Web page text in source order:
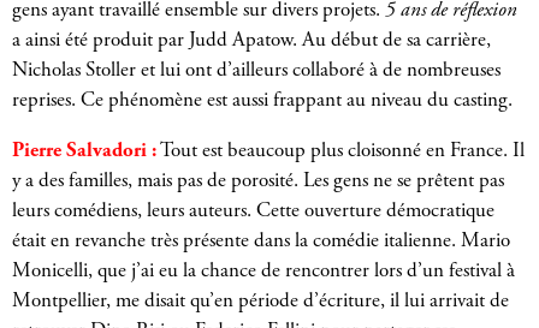
gens ayant travaillé ensemble sur divers projets. 5 ans de réflexion
a ainsi été produit par Judd Apatow. Au début de sa carrière,
Nicholas Stoller et lui ont d’ailleurs collaboré à de nombreuses
reprises. Ce phénomène est aussi frappant au niveau du casting.
Pierre Salvadori :Tout est beaucoup plus cloisonné en France. Il
y a des familles, mais pas de porosité. Les gens ne se prêtent pas
leurs comédiens, leurs auteurs. Cette ouverture démocratique
était en revanche très présente dans la comédie italienne. Mario
Monicelli, que j’ai eu la chance de rencontrer lors d’un festival à
Montpellier, me disait qu’en période d’écriture, il lui arrivait de